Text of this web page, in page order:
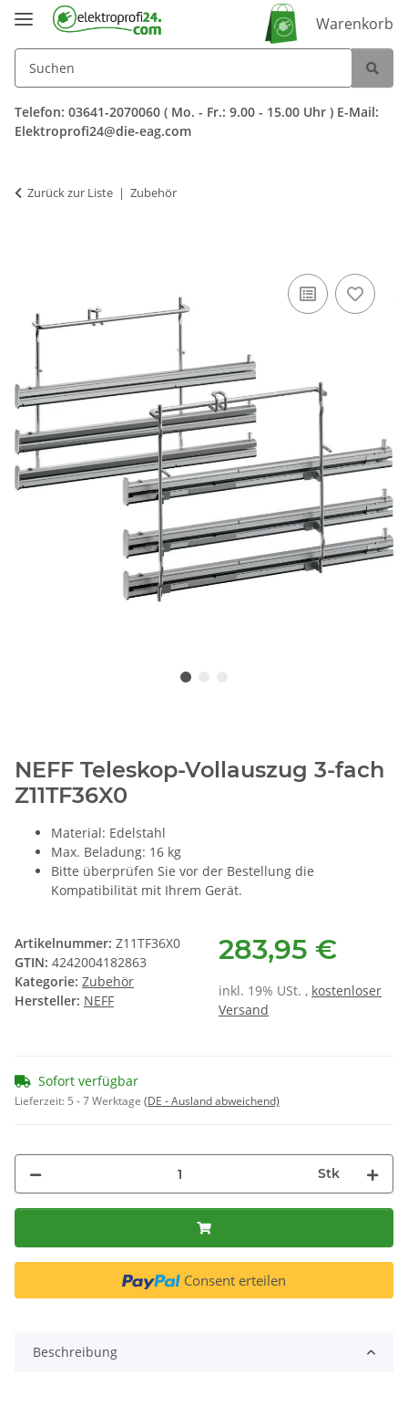
Warenkorb
Telefon: 03641-2070060 ( Mo. - Fr.: 9.00 - 15.00 Uhr ) E-Mail:
Elektroprofi24@die-eag.com
Zurück zur Liste Zubehör
NEFF Teleskop-Vollauszug 3-fach
Z11TF36X0
Material: Edelstahl
Max. Beladung: 16 kg
Bitte überprüfen Sie vor der Bestellung die
Kompatibilität mit Ihrem Gerät.
Artikelnummer: Z11TF36X0
GTIN: 4242004182863
Kategorie: Zubehör
Hersteller: NEFF
283,95 €
inkl. 19% USt. , kostenloser
Versand
Sofort verfügbar
Lieferzeit: 5 - 7 Werktage (DE - Ausland abweichend)
Stk
Consent erteilen
Beschreibung